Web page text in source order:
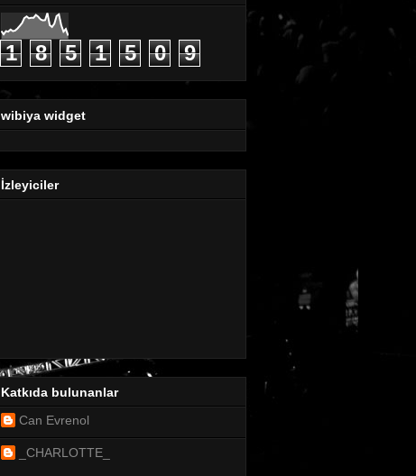
1 8 5 1 5 0 9
wibiya widget
İzleyiciler
Katkıda bulunanlar
Can Evrenol
_CHARLOTTE_